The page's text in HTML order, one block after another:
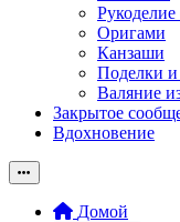
Рукоделие
Оригами
Канзаши
Поделки и
Валяние
Закрытое
Вдохновение
Домой